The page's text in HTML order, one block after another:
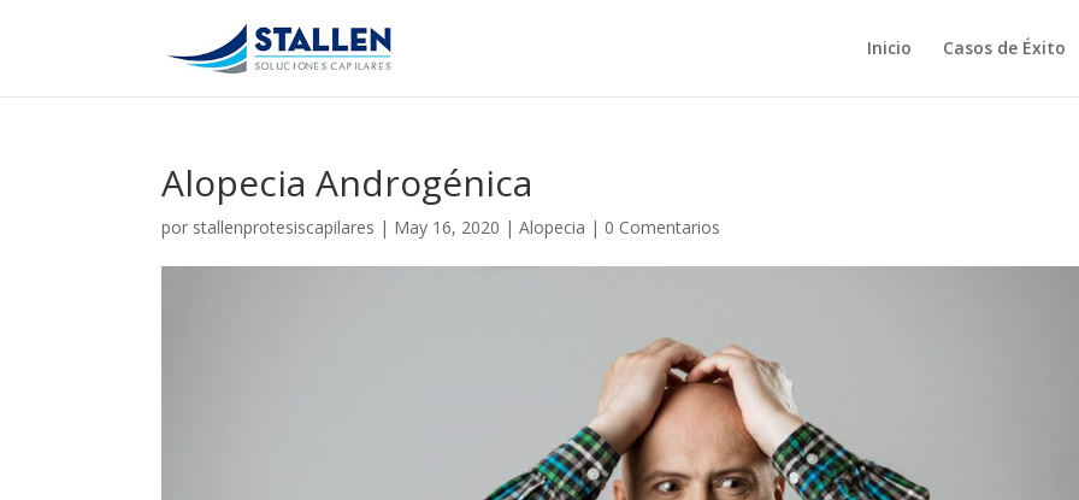
Inicio Casos de Éxito
Alopecia Androgénica
por stallenprotesiscapilares | May 16, 2020 |Alopecia | 0 Comentarios